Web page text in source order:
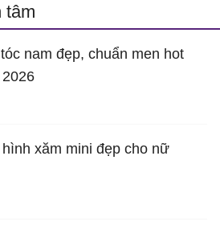
tâm
nam đẹp, chuẩn men hot
xăm mini đẹp cho nữ